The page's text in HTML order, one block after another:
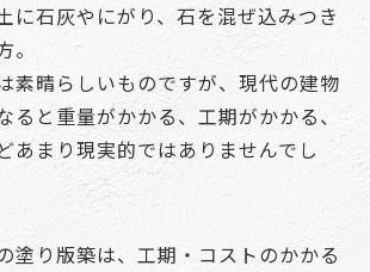
に石灰やにがり、石を混ぜ込みつき
素晴らしいものですが、現代の建物
ると重量がかかる、工期がかかる、
あまり現実的ではありませんでし
塗り版築は、工期・コストのかかる